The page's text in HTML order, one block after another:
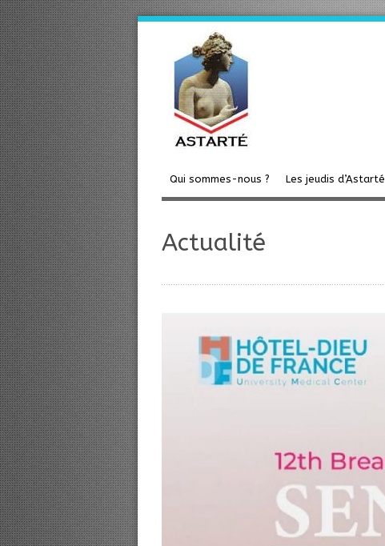
Qui sommes-nous ? Les jeudis d’Astarté
Actualité